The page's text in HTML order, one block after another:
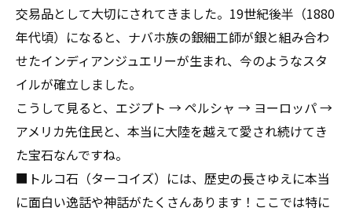
交易品として大切にされてきました。19世紀後半（1880
年代頃）になると、ナバホ族の銀細工師が銀と組み合わ
せたインディアンジュエリーが生まれ、今のようなスタ
イルが確立しました。
こうして見ると、エジプト → ペルシャ → ヨーロッパ →
アメリカ先住民と、本当に大陸を越えて愛され続けてき
た宝石なんですね。
■トルコ石（ターコイズ）には、歴史の長さゆえに本当
に面白い逸話や神話がたくさんあります！ここでは特に